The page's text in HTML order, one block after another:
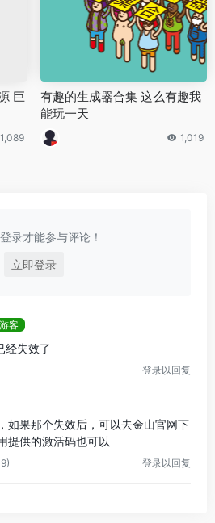
巨
1,089
有趣的生成器合集 这么有趣我
能玩一天
1,019
录才能参与评论！
立即登录
游客
经失效了
登录以回复
如果那个失效后，可以去金山官网下
提供的激活码也可以
登录以回复